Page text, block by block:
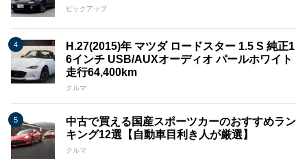
ピックアップ
H.27(2015)年 マツダ ロードスター 1.5 S 純正1
6インチ USB/AUXオーディオ パールホワイト
走行64,400km
クルマ
中古で買える国産スポーツカーのおすすめラン
キング12選【自動車目利き人が厳選】
クルマ